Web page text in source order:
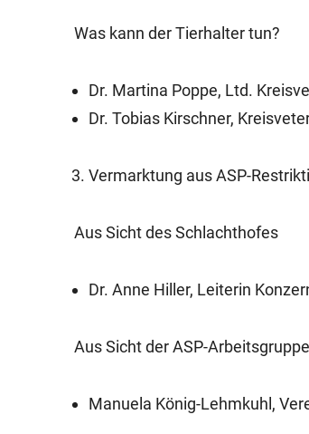
Was kann der Tierhalter tun?
Dr. Martina Poppe, Ltd.
Dr. Tobias Kirschner,
Vermarktung aus ASP-
Aus Sicht des Schlachthofes
Dr. Anne Hiller, Leiterin
Aus Sicht der ASP-Arbeitsgruppe
Manuela König-Lehmkuhl,